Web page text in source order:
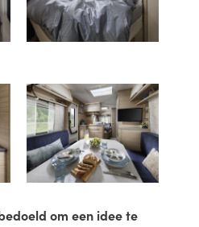
om een idee te